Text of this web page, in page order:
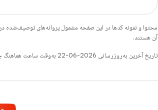
محتوا و نمونه کدها در این صفحه مشمول پروانه‌های توصیف‌شده در
آن هستند.
تاریخ آخرین به‌روزرسانی 2026-06-22 به‌وقت ساعت هماهنگ جهانی.